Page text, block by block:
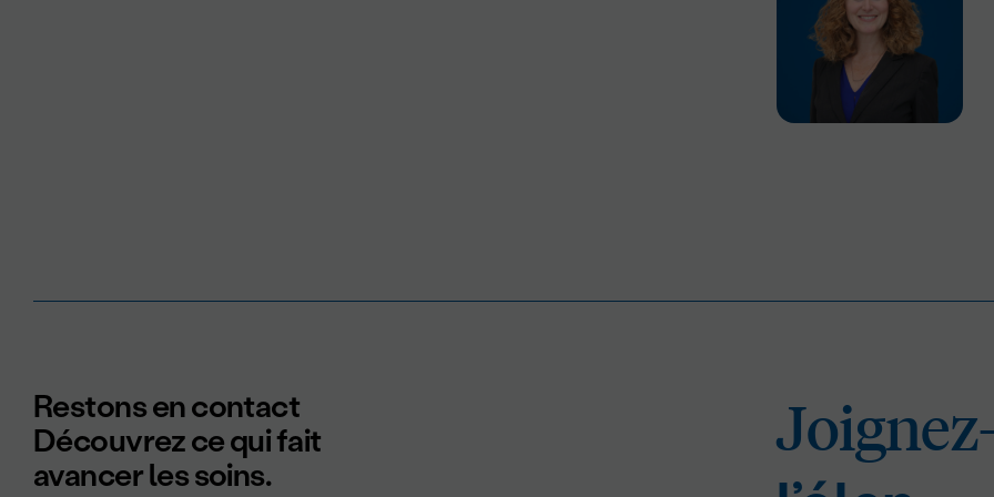
Restons en contact
Découvrez ce qui fait
avancer les soins.